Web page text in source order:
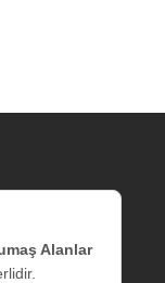
Alanlar